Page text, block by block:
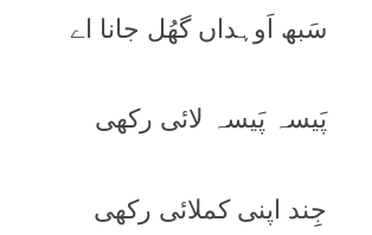
سَبھ اَوہداں گھُل جانا اے
پَیسہ پَیسہ لائی رکھی
جِند اپنی کملائی رکھی